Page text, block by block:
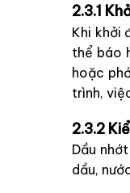
2.3.1
Khi khởi
thể báo
hoặc
trình,
2.3.2
Dầu
dầu,